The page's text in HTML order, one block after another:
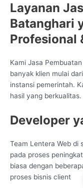
Layanan
Batanghari
Profesional
Kami Jasa
banyak klien mulai
instansi pemerintah.
hasil yang berkualitas.
Developer
Team Lentera Web di
pada proses
biasa dengan
proses bisnis client